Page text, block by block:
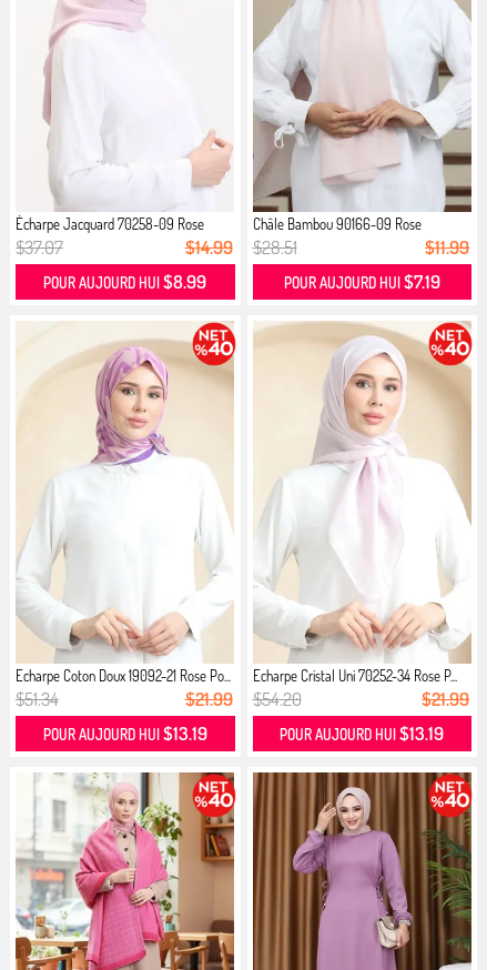
Écharpe Jacquard 70258-09 Rose
Poud...
$37.07 $14.99
POUR AUJOURD HUI$8.99
Châle Bambou 90166-09 Rose
Poussière
$28.51 $11.99
POUR AUJOURD HUI $7.19
Echarpe Coton Doux 19092-21 Rose Po...
$51.34 $21.99
POUR AUJOURD HUI $13.19
Echarpe Cristal Uni 70252-34 Rose P...
$54.20 $21.99
POUR AUJOURD HUI$13.19